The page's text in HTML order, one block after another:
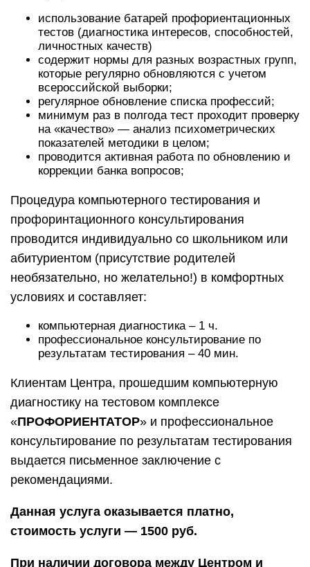
использование батарей профориентационных
тестов (диагностика интересов, способностей,
личностных качеств)
содержит нормы для разных возрастных групп,
которые регулярно обновляются с учетом
всероссийской выборки;
регулярное обновление списка профессий;
минимум раз в полгода тест проходит проверку
на «качество» — анализ психометрических
показателей методики в целом;
проводится активная работа по обновлению и
коррекции банка вопросов;
Процедура компьютерного тестирования и
профоринтационного консультирования
проводится индивидуально со школьником или
абитуриентом (присутствие родителей
необязательно, но желательно!) в комфортных
условиях и составляет:
компьютерная диагностика – 1 ч.
профессиональное консультирование по
результатам тестирования – 40 мин.
Клиентам Центра, прошедшим компьютерную
диагностику на тестовом комплексе
«ПРОФОРИЕНТАТОР» и профессиональное
консультирование по результатам тестирования
выдается письменное заключение с
рекомендациями.
Данная услуга оказывается платно,
стоимость услуги — 1500 руб.
При наличии договора между Центром и